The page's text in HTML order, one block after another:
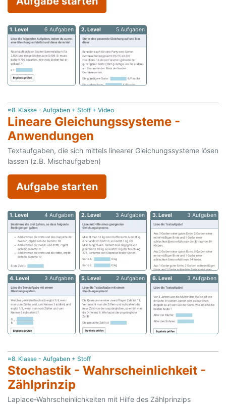
1. Level 6 Aufgaben 2. Level 5 Aufgaben
≈8. Klasse - Aufgaben + Stoff + Video
Lineare Gleichungssysteme -
Anwendungen
Textaufgaben, die sich mittels linearer Gleichungssysteme lösen
lassen (z.B. Mischaufgaben)
Aufgabe starten
1. Level 4 Aufgaben 2. Level 3 Aufgaben 3. Level 3 Aufgaben
4. Level 3 Aufgaben 5. Level 2 Aufgaben 6. Level 3 Aufgaben
≈8. Klasse - Aufgaben + Stoff
Stochastik - Wahrscheinlichkeit -
Zählprinzip
Laplace-Wahrscheinlichkeiten mit Hilfe des Zählprinzips